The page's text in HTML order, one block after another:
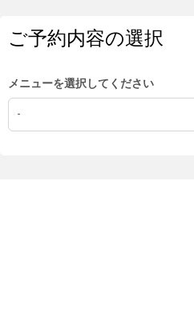
ご予約内容の選択
メニューを選択してください
-